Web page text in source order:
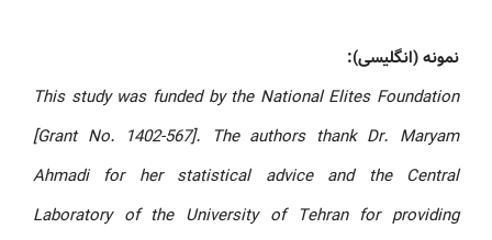
نمونه (انگلیسی):
This study was funded by the National Elites Foundation
[Grant No. 1402-567]. The authors thank Dr. Maryam
Ahmadi for her statistical advice and the Central
Laboratory of the University of Tehran for providing